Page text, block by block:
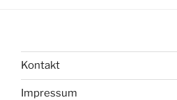
Kontakt
Impressum